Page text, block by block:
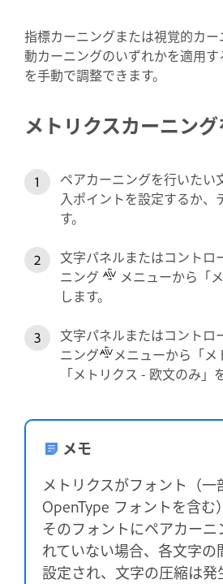
指標カーニングまたは視覚的カ
動カーニングのいずれかを適用
を手動で調整できます。
メトリクスカーニン
ペアカーニングを行いたい
入ポイントを設定するか、
す。
文字パネルまたはコントロ
ニング
メニューから「
します。
文字パネルまたはコントロ
ニング
メニューから「
「メトリクス - 欧文のみ」
メモ
メトリクスがフォント（一
OpenType フォントを含む
そのフォントにペアカー
れていない場合、各文字
設定され、文字の圧縮は発